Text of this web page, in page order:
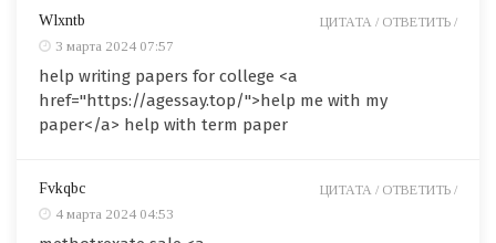
Wlxntb
3 марта 2024 07:57
help writing papers for college <a
href="https://agessay.top/">help me with my
paper</a> help with term paper
ЦИТАТА / ОТВЕТИТЬ /
Fvkqbc
4 марта 2024 04:53
ЦИТАТА / ОТВЕТИТЬ /